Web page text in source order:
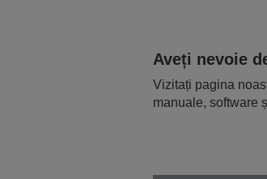
Aveți nevoie
Vizitați pagina
manuale, software